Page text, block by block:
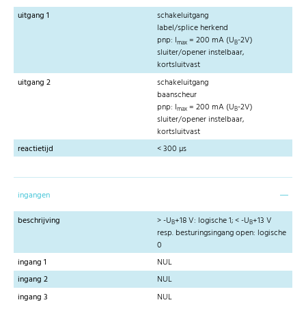
uitgang 1
schakeluitgang
label/splice herkend
pnp: Imax = 200 mA (UB-2V)
sluiter/opener instelbaar,
kortsluitvast
uitgang 2
schakeluitgang
baanscheur
pnp: Imax = 200 mA (UB-2V)
sluiter/opener instelbaar,
kortsluitvast
reactietijd
< 300 µs
ingangen
beschrijving
> -UB+18 V: logische 1; < -UB+13 V
resp. besturingsingang open: logische
0
ingang 1
NUL
ingang 2
NUL
ingang 3
NUL